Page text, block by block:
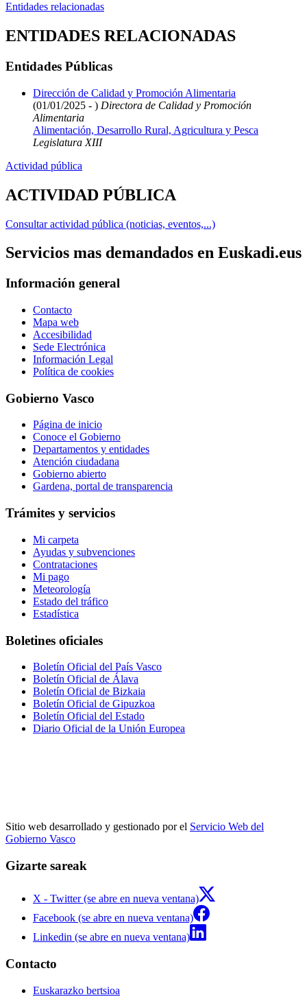
Entidades relacionadas
ENTIDADES RELACIONADAS
Entidades Públicas
Dirección de Calidad y Promoción Alimentaria
(01/01/2025 - ) Directora de Calidad y Promoción
Alimentaria
Alimentación, Desarrollo Rural, Agricultura y Pesca
Legislatura XIII
Actividad pública
ACTIVIDAD PÚBLICA
Consultar actividad pública (noticias, eventos,...)
Servicios mas demandados en Euskadi.eus
Información general
Contacto
Mapa web
Accesibilidad
Sede Electrónica
Información Legal
Política de cookies
Gobierno Vasco
Página de inicio
Conoce el Gobierno
Departamentos y entidades
Atención ciudadana
Gobierno abierto
Gardena, portal de transparencia
Trámites y servicios
Mi carpeta
Ayudas y subvenciones
Contrataciones
Mi pago
Meteorología
Estado del tráfico
Estadística
Boletines oficiales
Boletín Oficial del País Vasco
Boletín Oficial de Álava
Boletín Oficial de Bizkaia
Boletín Oficial de Gipuzkoa
Boletín Oficial del Estado
Diario Oficial de la Unión Europea
Sitio web desarrollado y gestionado por el Servicio Web del
Gobierno Vasco
Gizarte sareak
X - Twitter (se abre en nueva ventana)
Facebook (se abre en nueva ventana)
Linkedin (se abre en nueva ventana)
Contacto
Euskarazko bertsioa